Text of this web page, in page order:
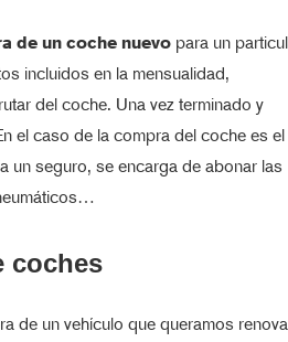
de un coche nuevo para un
incluidos en la mensualidad,
del coche. Una vez terminado y
el caso de la compra del coche es el
un seguro, se encarga de abonar las
coches
de un vehículo que queramos